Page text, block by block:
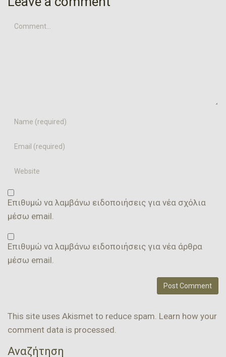
Comment...
Name
Email
Website
Επιθυμώ να λαμβάνω ειδοποιήσεις για νέα σχόλια
μέσω email.
Επιθυμώ να λαμβάνω ειδοποιήσεις για νέα άρθρα
μέσω email.
This site uses Akismet to reduce spam. Learn how your
comment data is processed.
Αναζήτηση